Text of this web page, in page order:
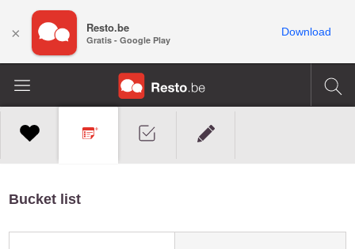
Bucket list
× Resto.be
Gratis - Google Play
Download